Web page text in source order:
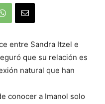
entre Sandra Itzel e
que su relación es
natural que han
conocer a Imanol solo